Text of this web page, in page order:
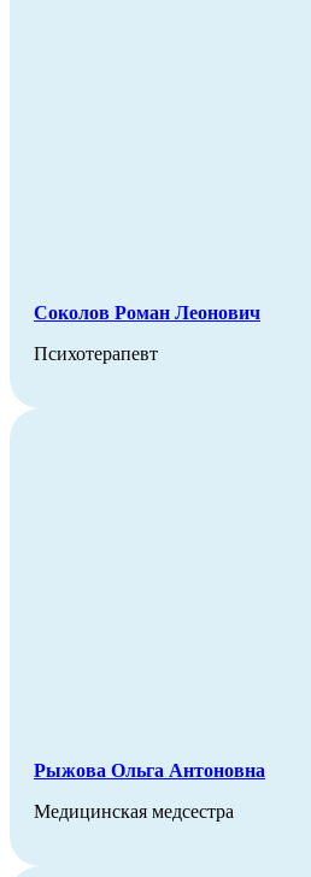
Соколов Роман Леонович
Психотерапевт
Рыжова Ольга Антоновна
Медицинская медсестра